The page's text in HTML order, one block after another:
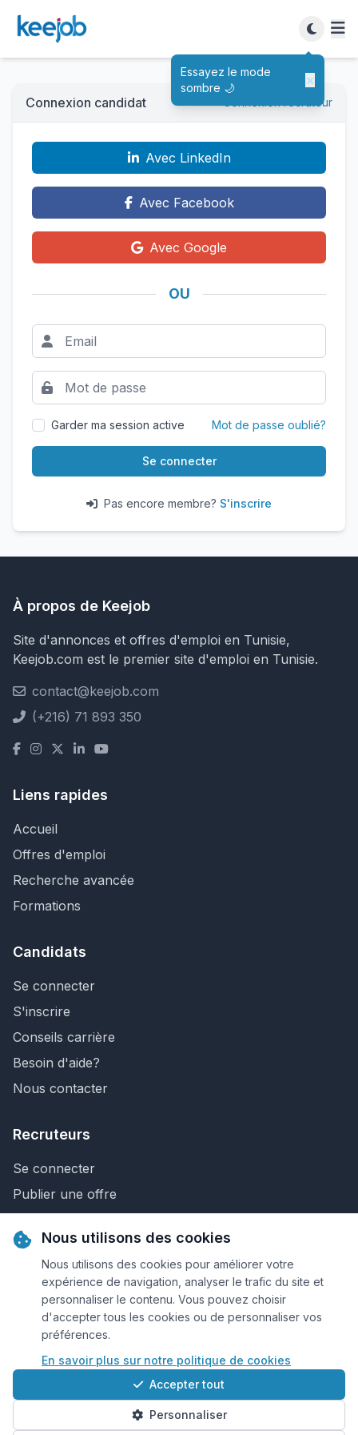
Essayez le mode
sombre 🌙
×
Connexion candidat Connexion recruteur
Avec LinkedIn
Avec Facebook
Avec Google
OU
Garder ma session active Mot de passe oublié?
Se connecter
Pas encore membre? S'inscrire
À propos de Keejob
Site d'annonces et offres d'emploi en Tunisie,
Keejob.com est le premier site d'emploi en Tunisie.
contact@keejob.com
(+216) 71 893 350
Liens rapides
Accueil
Offres d'emploi
Recherche avancée
Formations
Candidats
Se connecter
S'inscrire
Conseils carrière
Besoin d'aide?
Nous contacter
Recruteurs
Se connecter
Publier une offre
Nous contacter
© 2026 Keejob.com. Tous droits réservés.
Conditions et règlement
Cookies
Qui sommes-nous?
Nous utilisons des cookies
Nous utilisons des cookies pour améliorer votre
expérience de navigation, analyser le trafic du site et
personnaliser le contenu. Vous pouvez choisir
d'accepter tous les cookies ou de personnaliser vos
préférences.
En savoir plus sur notre politique de cookies
Accepter tout
Personnaliser